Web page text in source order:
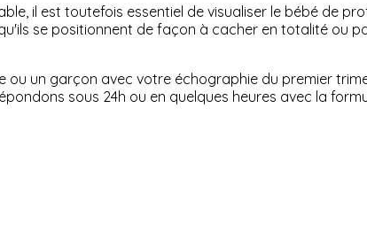
il est toutefois essentiel de visualiser le bébé de
se positionnent de façon à cacher en totalité ou
ou un garçon avec votre échographie du premier
sous 24h ou en quelques heures avec la